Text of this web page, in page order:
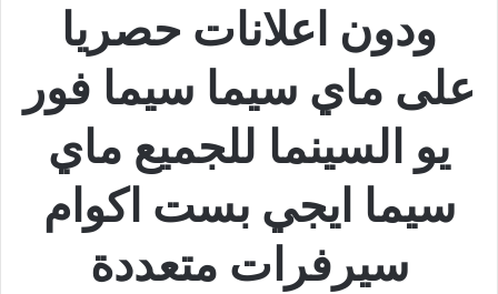
ودون اعلانات حصريا
على ماي سيما سيما فور
يو السينما للجميع ماي
سيما ايجي بست اكوام
سيرفرات متعددة